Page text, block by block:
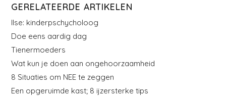
GERELATEERDE ARTIKELEN
Ilse: kinderpschycholoog
Doe eens aardig dag
Tienermoeders
Wat kun je doen aan ongehoorzaamheid
8 Situaties om NEE te zeggen
Een opgeruimde kast; 8 ijzersterke tips